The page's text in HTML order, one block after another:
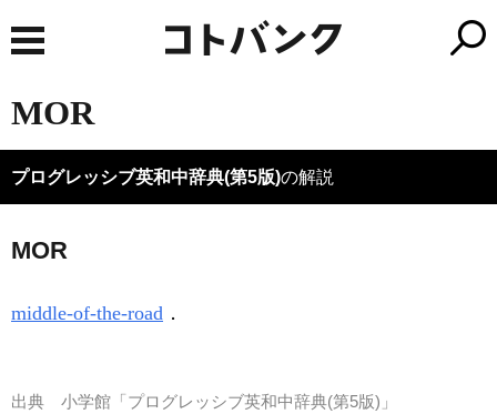
MOR
プログレッシブ英和中辞典(第5版)の解説
MOR
middle-of-the-road ．
出典 小学館「プログレッシブ英和中辞典(第5版)」